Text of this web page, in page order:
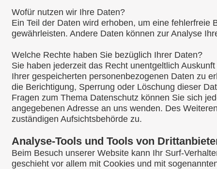
Wofür nutzen wir Ihre Daten?
Ein Teil der Daten wird erhoben, um eine fehlerfreie
gewährleisten. Andere Daten können zur Analyse
Welche Rechte haben Sie bezüglich Ihrer Daten?
Sie haben jederzeit das Recht unentgeltlich
Ihrer gespeicherten personenbezogenen Daten zu
die Berichtigung, Sperrung oder Löschung dieser
Fragen zum Thema Datenschutz können Sie sich
angegebenen Adresse an uns wenden. Des
zuständigen Aufsichtsbehörde zu.
Analyse-Tools und Tools von
Beim Besuch unserer Website kann Ihr Surf-
geschieht vor allem mit Cookies und mit